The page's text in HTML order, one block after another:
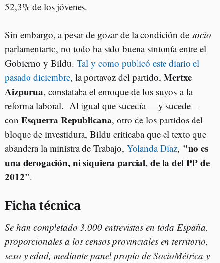
52,3% de los jóvenes.
Sin embargo, a pesar de gozar de la condición de socio
parlamentario, no todo ha sido buena sintonía entre el
Gobierno y Bildu. Tal y como publicó este diario el
pasado diciembre, la portavoz del partido, Mertxe
Aizpurua, constataba el enroque de los suyos a la
reforma laboral. Al igual que sucedía —y sucede—
con Esquerra Republicana, otro de los partidos del
bloque de investidura, Bildu criticaba que el texto que
abandera la ministra de Trabajo, Yolanda Díaz, "no es
una derogación, ni siquiera parcial, de la del PP de
2012".
Ficha técnica
Se han completado 3.000 entrevistas en toda España,
proporcionales a los censos provinciales en territorio,
sexo y edad, mediante panel propio de SocioMétrica y